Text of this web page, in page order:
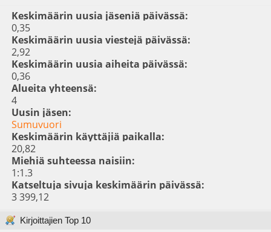
Keskimäärin uusia jäseniä päivässä:
0,35
Keskimäärin uusia viestejä päivässä:
2,92
Keskimäärin uusia aiheita päivässä:
0,36
Alueita yhteensä:
4
Uusin jäsen:
Sumuvuori
Keskimäärin käyttäjiä paikalla:
20,82
Miehiä suhteessa naisiin:
1:1.3
Katseltuja sivuja keskimäärin päivässä:
3 399,12
Kirjoittajien Top 10